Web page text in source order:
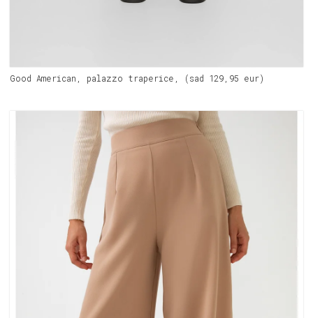
Good American, palazzo traperice, (sad 129,95 eur)